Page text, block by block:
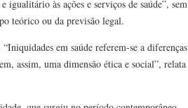
igualitário às ações e serviços de saúde”, sem
teórico ou da previsão legal.
em saúde referem-se a diferenças
assim, uma dimensão ética e social”, relata